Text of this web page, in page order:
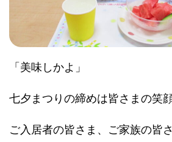
「美味しかよ」
七夕まつりの締めは皆さまの笑
ご入居者の皆さま、ご家族の皆